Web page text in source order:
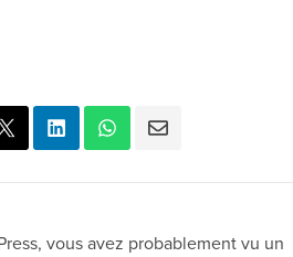
vous avez probablement vu un